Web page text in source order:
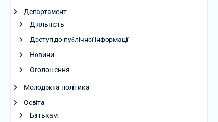
Департамент
Діяльність
Доступ до публічної інформації
Новини
Оголошення
Молодіжна політика
Освіта
Батькам